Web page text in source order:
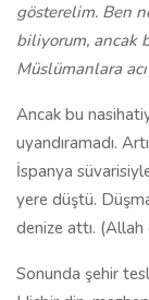
gösterelim. Ben
biliyorum, ancak
Müslümanlara
Ancak bu
uyandıramadı.
İspanya
yere düştü.
denize attı.
Sonunda şehir